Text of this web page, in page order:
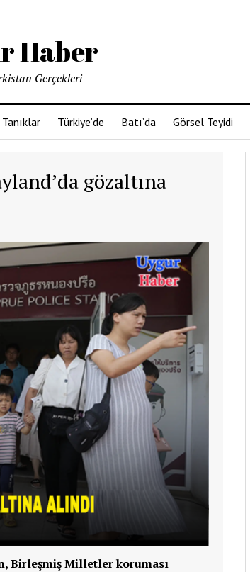
Haber
Gerçekleri
Tanıklar Türkiye’de Batı’da Görsel Teyidi
gözaltına
Birleşmiş Milletler koruması